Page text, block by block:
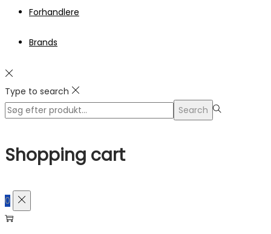
Forhandlere
Brands
Type to search
Search
Search
Shopping cart
0